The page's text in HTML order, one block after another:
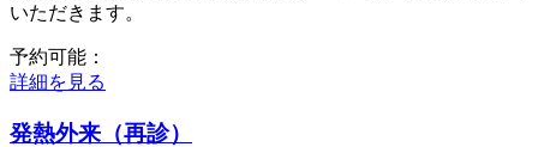
いただきます。
予約可能：
詳細を見る
発熱外来（再診）